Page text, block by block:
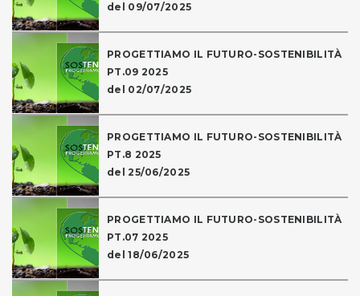
del 09/07/2025
PROGETTIAMO IL FUTURO-SOSTENIBILITÀ
PT.09 2025
del 02/07/2025
PROGETTIAMO IL FUTURO-SOSTENIBILITÀ
PT.8 2025
del 25/06/2025
PROGETTIAMO IL FUTURO-SOSTENIBILITÀ
PT.07 2025
del 18/06/2025